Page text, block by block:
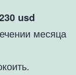
usd
месяца